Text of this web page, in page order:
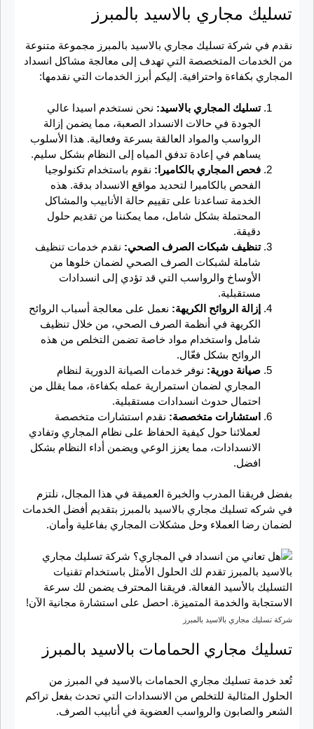
تسليك مجاري بالاسيد بالمبرز
نقدم في شركة تسليك مجاري بالاسيد بالمبرز مجموعة متنوعة
من الخدمات المتخصصة التي تهدف إلى معالجة مشاكل انسداد
المجاري بكفاءة واحترافية. إليكم أبرز الخدمات التي نقدمها:
تسليك المجاري بالاسيد: نحن نستخدم اسيدا عالي
الجودة في حالات الانسداد الصعبة، مما يضمن إزالة
الرواسب والمواد العالقة بسرعة وفعالية. هذا الأسلوب
يساهم في إعادة تدفق المياه إلى النظام بشكل سليم.
فحص المجاري بالكاميرا: نقوم باستخدام تكنولوجيا
الفحص بالكاميرا لتحديد مواقع الانسداد بدقة. هذه
الخدمة تساعدنا على تقييم حالة الأنابيب والمشاكل
المحتملة بشكل شامل، مما يمكننا من تقديم حلول
دقيقة.
تنظيف شبكات الصرف الصحي: نقدم خدمات تنظيف
شاملة لشبكات الصرف الصحي لضمان خلوها من
الأوساخ والرواسب التي قد تؤدي إلى انسدادات
مستقبلية.
إزالة الروائح الكريهة: نعمل على معالجة أسباب الروائح
الكريهة في أنظمة الصرف الصحي، من خلال تنظيف
شامل واستخدام مواد خاصة تضمن التخلص من هذه
الروائح بشكل فعّال.
صيانة دورية: نوفر خدمات الصيانة الدورية لنظام
المجاري لضمان استمرارية عمله بكفاءة، مما يقلل من
احتمال حدوث انسدادات مستقبلية.
استشارات متخصصة: نقدم استشارات متخصصة
لعملائنا حول كيفية الحفاظ على نظام المجاري وتفادي
الانسدادات، مما يعزز الوعي ويضمن أداء النظام بشكل
افضل.
بفضل فريقنا المدرب والخبرة العميقة في هذا المجال، نلتزم
في شركه تسليك مجاري بالاسيد بالمبرز بتقديم أفضل الخدمات
لضمان رضا العملاء وحل مشكلات المجاري بفاعلية وأمان.
شركة تسليك مجاري بالاسيد بالمبرز
تسليك مجاري الحمامات بالاسيد بالمبرز
تُعد خدمة تسليك مجاري الحمامات بالاسيد في المبرز من
الحلول المثالية للتخلص من الانسدادات التي تحدث بفعل تراكم
الشعر والصابون والرواسب العضوية في أنابيب الصرف.